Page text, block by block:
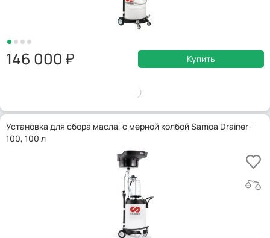
146 000 Купить
Установка для сбора масла, с мерной колбой Samoa Drainer-
100, 100 л